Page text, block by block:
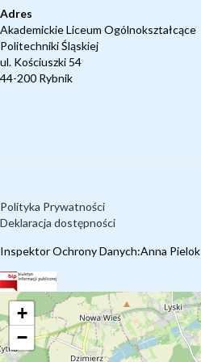
Adres
Akademickie Liceum Ogólnokształcące
Politechniki Śląskiej
ul. Kościuszki 54
44-200 Rybnik
Polityka Prywatności
Deklaracja dostępności
Inspektor Ochrony Danych:Anna Pielok
+
−